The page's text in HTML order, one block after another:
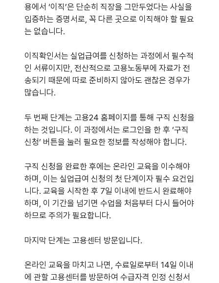
용에서 ‘이직’은 단순히 직장을 그만두었다는 사실을
입증하는 증명서로, 꼭 다른 곳으로 이직해야 할 필요
는 없습니다.
이직확인서는 실업급여를 신청하는 과정에서 필수적
인 서류이지만, 전산적으로 고용노동부에 자료가 전
송되기 때문에 따로 준비하지 않아도 괜찮은 경우가
많습니다.
두 번째 단계는 고용24 홈페이지를 통해 구직 신청을
하는 것입니다. 이 과정에서는 로그인을 한 후 ‘구직
신청’ 버튼을 눌러 필요한 정보를 작성해야 합니다.
구직 신청을 완료한 후에는 온라인 교육을 이수해야
하며, 이는 실업급여 신청의 첫 단계이자 필수 요건입
니다. 교육을 시작한 후 7일 이내에 반드시 완료해야
하며, 이 기간을 넘기면 수업을 처음부터 다시 들어야
하므로 주의가 필요합니다.
마지막 단계는 고용센터 방문입니다.
온라인 교육을 마치고 나면, 수료일로부터 14일 이내
에 관할 고용센터를 방문하여 수급자격 인정 신청서